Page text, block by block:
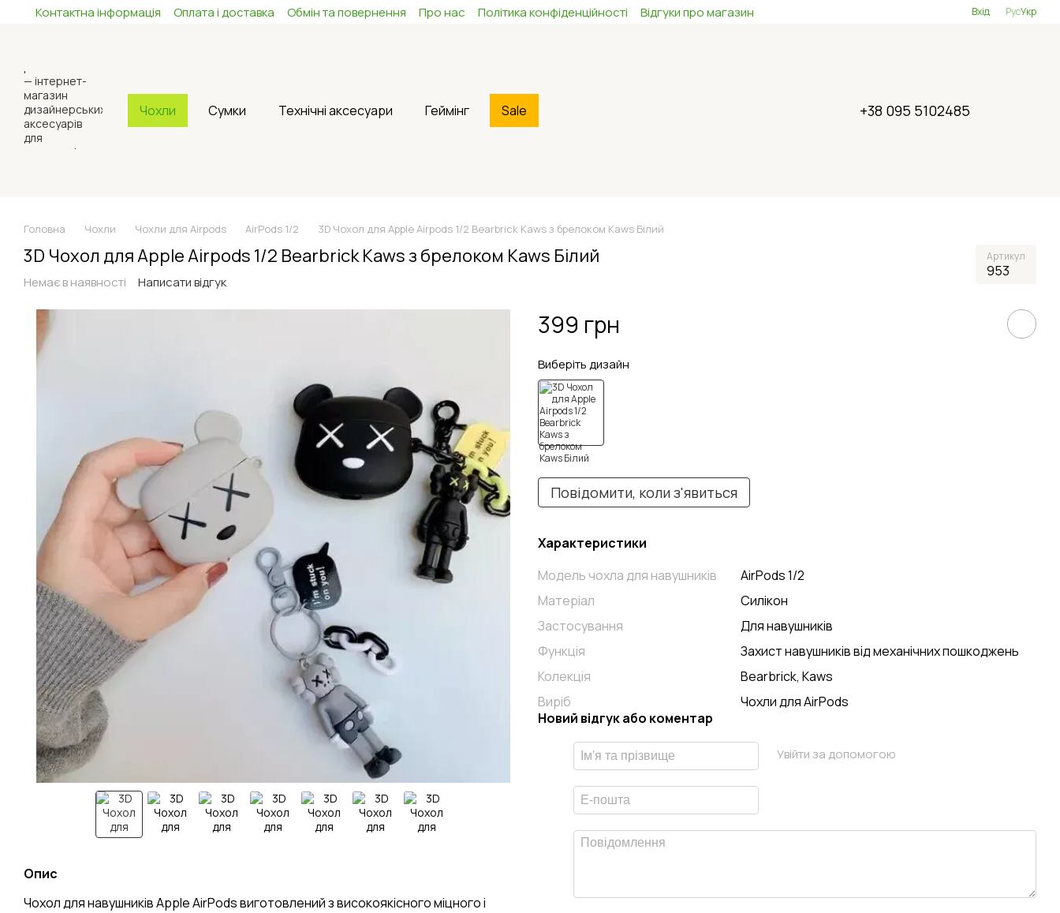
Перейти до основного контенту
Контактна інформація Оплата і доставка Обмін та повернення Про нас Політика конфіденційності Відгуки про магазин Вхід РусУкр
Чохли Сумки Технічні аксесуари Геймінг Sale +38 095 5102485
Головна Чохли Чохли для Airpods AirPods 1/2 3D Чохол для Apple Airpods 1/2 Bearbrick Kaws з брелоком Kaws Білий
3D Чохол для Apple Airpods 1/2 Bearbrick Kaws з брелоком Kaws Білий Артикул
953
Немає в наявності Написати відгук
Опис
Чохол для навушників Apple AirPods виготовлений з високоякісного міцного і
399 грн
Виберіть дизайн
Повідомити, коли з'явиться
Характеристики
Модель чохла для навушників
AirPods 1/2
Матеріал
Силікон
Застосування
Для навушників
Функція
Захист навушників від механічних пошкоджень
Колекція
Bearbrick, Kaws
Виріб
Чохли для AirPods
Новий відгук або коментар
Увійти за допомогою